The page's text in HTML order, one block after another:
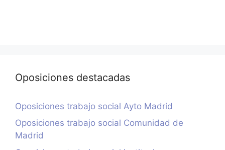
Oposiciones destacadas
Oposiciones trabajo social Ayto Madrid
Oposiciones trabajo social Comunidad de
Madrid